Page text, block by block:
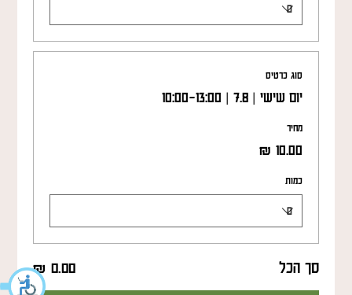
סוג כרטיס
יום שישי | 7.8 | 10:00-13:00
מחיר
כמות
סך הכל